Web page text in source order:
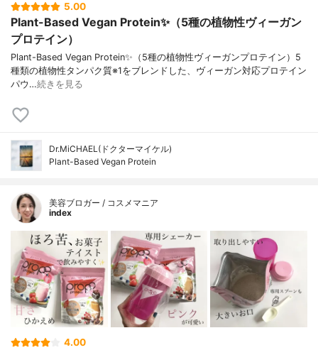
5.00
Plant-Based Vegan Protein✨（5種の植物性ヴィーガン
プロテイン）
Plant-Based Vegan Protein✨（5種の植物性ヴィーガンプロテイン）5
種類の植物性タンパク質※1をブレンドした、ヴィーガン対応プロテイン
パウ…続きを見る
Dr.MiCHAEL(ドクターマイケル)
Plant-Based Vegan Protein
美容ブロガー / コスメマニア
index
4.00